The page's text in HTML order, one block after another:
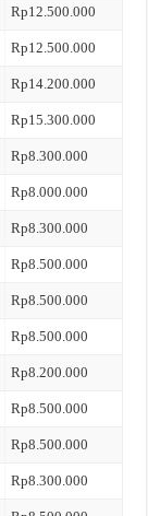
Rp12.500.000
Rp12.500.000
Rp14.200.000
Rp15.300.000
Rp8.300.000
Rp8.000.000
Rp8.300.000
Rp8.500.000
Rp8.500.000
Rp8.500.000
Rp8.200.000
Rp8.500.000
Rp8.500.000
Rp8.300.000